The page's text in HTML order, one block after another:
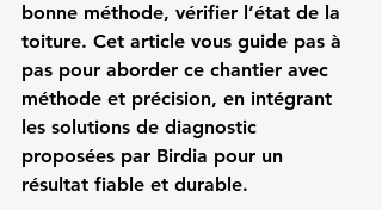
bonne méthode, vérifier l’état de la
toiture. Cet article vous guide pas à
pas pour aborder ce chantier avec
méthode et précision, en intégrant
les solutions de diagnostic
proposées par Birdia pour un
résultat fiable et durable.